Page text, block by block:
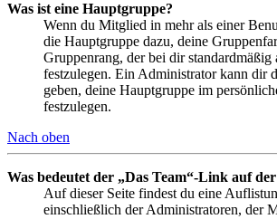
Was ist eine Hauptgruppe?
Wenn du Mitglied in mehr als einer
die Hauptgruppe dazu, deine
Gruppenrang, der bei dir standardmäßig
festzulegen. Ein Administrator kann dir
geben, deine Hauptgruppe im
festzulegen.
Nach oben
Was bedeutet der „Das Team“-Link auf
Auf dieser Seite findest du eine
einschließlich der Administratoren, der